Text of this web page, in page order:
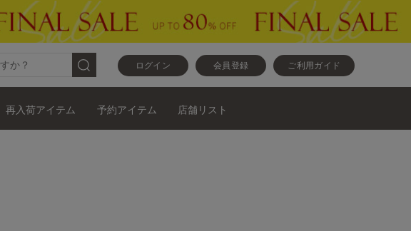
ログイン 会員登録 ご利用ガイド
再入荷アイテム 予約アイテム 店舗リスト